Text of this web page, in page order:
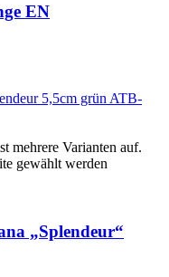
EN
mehrere Varianten auf.
gewählt werden
„Splendeur“